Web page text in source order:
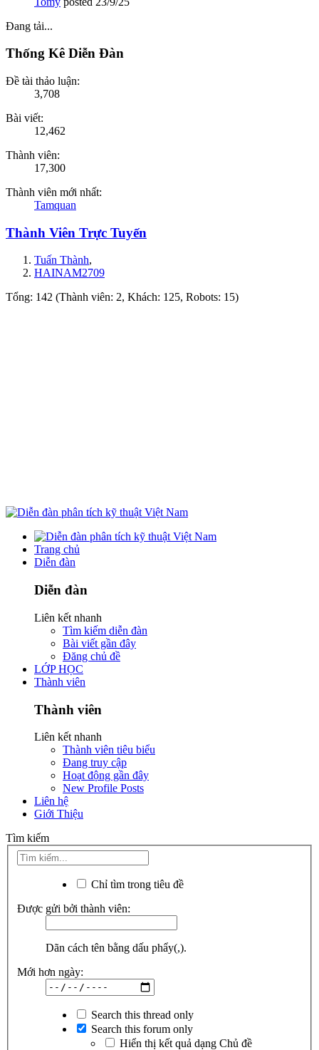
Đang tải...
Thống Kê Diễn Đàn
Đề tài thảo luận:
3,708
Bài viết:
12,462
Thành viên:
17,300
Thành viên mới nhất:
Tamquan
Thành Viên Trực Tuyến
Tuấn Thành,
HAINAM2709
Tổng: 142 (Thành viên: 2, Khách: 125, Robots: 15)
Trang chủ
Diễn đàn
Diễn đàn
Liên kết nhanh
Tìm kiếm diễn đàn
Bài viết gần đây
Đăng chủ đề
LỚP HỌC
Thành viên
Thành viên
Liên kết nhanh
Thành viên tiêu biểu
Đang truy cập
Hoạt động gần đây
New Profile Posts
Liên hệ
Giới Thiệu
Tìm kiếm
Chỉ tìm trong tiêu đề
Được gửi bởi thành viên:
Dãn cách tên bằng dấu phẩy(,).
Mới hơn ngày:
Search this thread only
Search this forum only
Hiển thị kết quả dạng Chủ đề